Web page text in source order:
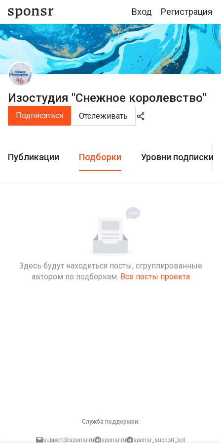
Вход Регистрация
Изостудия "Снежное королевство"
Подписаться Отслеживать
Публикации Подборки Уровни подписки
Здесь будут находиться посты, сгруппированные
автором по подборкам. Все посты проекта
Служба поддержки:
support@sponsr.ru sponsr.ru sponsr_support_bot